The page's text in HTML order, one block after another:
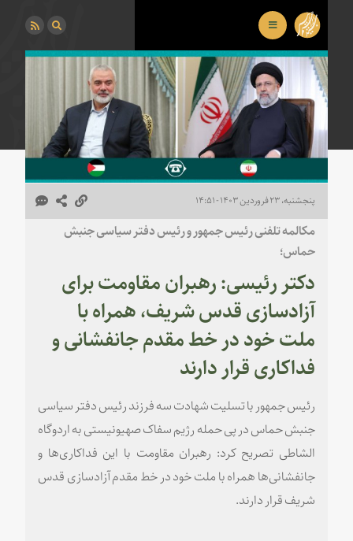
پنجشنبه، ۲۳ فروردین ۱۴۰۳ - ۱۴:۵۱
مکالمه تلفنی رئیس جمهور و رئیس دفتر سیاسی جنبش
حماس؛
دکتر رئیسی: رهبران مقاومت برای
آزادسازی قدس شریف، همراه با
ملت خود در خط مقدم جانفشانی و
فداکاری قرار دارند
رئیس جمهور با تسلیت شهادت سه فرزند رئیس دفتر سیاسی
جنبش حماس در پی حمله رژیم سفاک صهیونیستی به اردوگاه
الشاطی تصریح کرد: رهبران مقاومت با این فداکاری‌ها و
جانفشانی‌ها همراه با ملت خود در خط مقدم آزادسازی قدس
شریف قرار دارند.